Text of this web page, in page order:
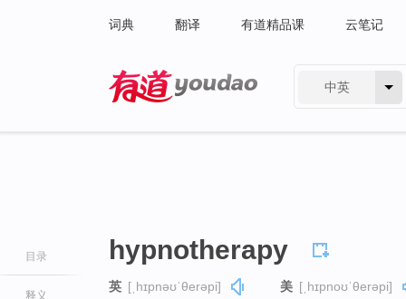
词典 翻译 有道精品课 云笔记
中英
目录
释义
hypnotherapy
英 [ˌhɪpnəʊˈθerəpi] 美 [ˌhɪpnoʊˈθerəpi]